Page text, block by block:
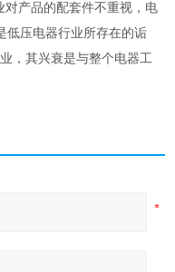
对产品的配套件不重视，电
低压电器行业所存在的诟
，其兴衰是与整个电器工